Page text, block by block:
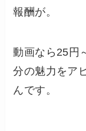
報酬が。
動画なら25円
分の魅力をア
んです。